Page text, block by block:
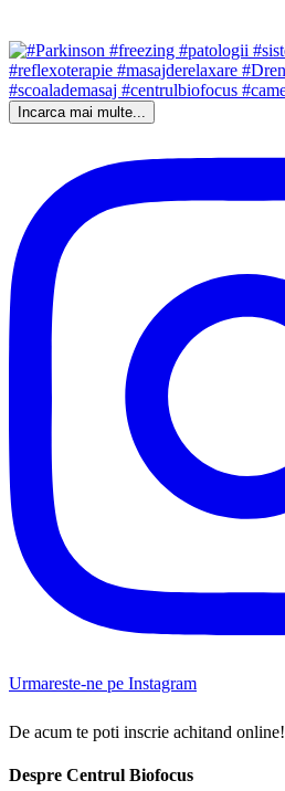
Incarca mai multe...
Urmareste-ne pe Instagram
De acum te poti inscrie achitand online!
Despre Centrul Biofocus